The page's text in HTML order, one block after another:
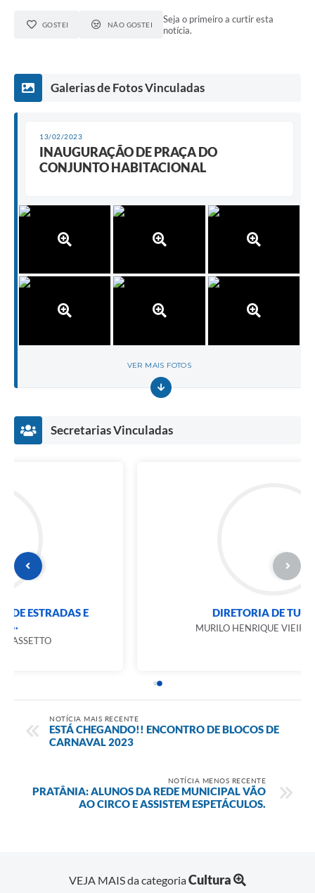
GOSTEI NÃO GOSTEI
Seja o primeiro a curtir esta
notícia.
Galerias de Fotos Vinculadas
13/02/2023
INAUGURAÇÃO DE PRAÇA DO
CONJUNTO HABITACIONAL
VER MAIS FOTOS
Secretarias Vinculadas
DIRETORIA DE TURISMO
MURILO HENRIQUE VIEIRA DA MAIA
NOTÍCIA MAIS RECENTE
ESTÁ CHEGANDO!! ENCONTRO DE BLOCOS DE
CARNAVAL 2023
NOTÍCIA MENOS RECENTE
PRATÂNIA: ALUNOS DA REDE MUNICIPAL VÃO
AO CIRCO E ASSISTEM ESPETÁCULOS.
VEJA MAIS da categoriaCultura